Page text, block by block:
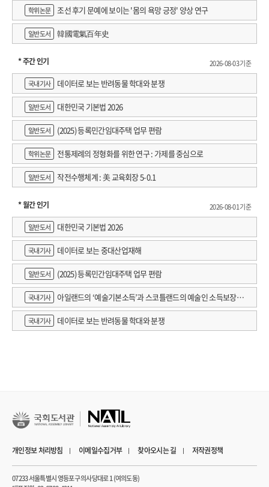
구원 정규연구보고서
학위논문 조선 후기 문예에 보이는 '몸의 욕망 긍정' 양상 연구
일반도서 韓國電氣百年史
* 주간 인기
2026-08-03 기준
국내기사
데이터로 보는 반려동물 학대와 분쟁
일반도서 대한민국 기본법 2026
일반도서 (2025) 등록민간임대주택 업무 편람
학위논문 전통제례의 정형화를 위한 연구 : 가제를 중심으로
일반도서 작전수행체계 : 美 교육회장 5-0.1
* 월간 인기
2026-08-01 기준
일반도서
대한민국 기본법 2026
국내기사 데이터로 보는 중대산업재해
일반도서 (2025) 등록민간임대주택 업무 편람
국내기사
아일랜드의 ‘예술기본소득’과 스코틀랜드의 예술인 소득보장정
책 논의
국내기사 데이터로 보는 반려동물 학대와 분쟁
개인정보 처리방침 이메일수집거부 찾아오시는 길 저작권정책
07233 서울특별시 영등포구 의사당대로 1 (여의도동)